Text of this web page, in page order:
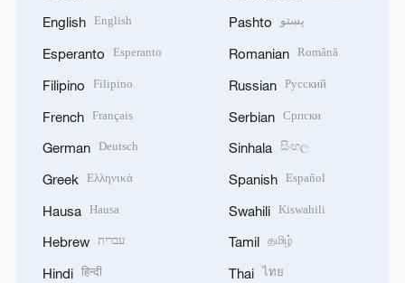
English English
Esperanto Esperanto
Filipino Filipino
French Français
German Deutsch
Greek Ελληνικά
Hausa Hausa
Hebrew עברית
Hindi हिन्दी
Pashto پښتو
Romanian Română
Russian Русский
Serbian Српски
Sinhala සිංහල
Spanish Español
Swahili Kiswahili
Tamil தமிழ்
Thai ไทย